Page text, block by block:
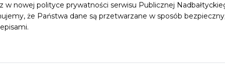
w nowej polityce prywatności serwisu Publicznej
że Państwa dane są przetwarzane w sposób